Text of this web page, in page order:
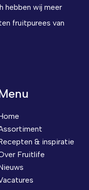
hebben wij meer
fruitpurees van
& inspiratie
Fruitlife